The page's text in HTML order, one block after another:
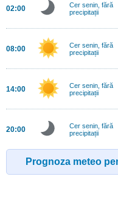
02:00
Cer senin, fără
precipitații
08:00
Cer senin, fără
precipitații
14:00
Cer senin, fără
precipitații
20:00
Cer senin, fără
precipitații
Prognoza meteo